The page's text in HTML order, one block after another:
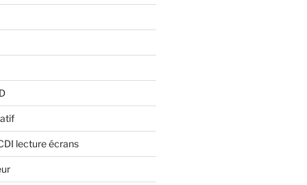
lecture écrans